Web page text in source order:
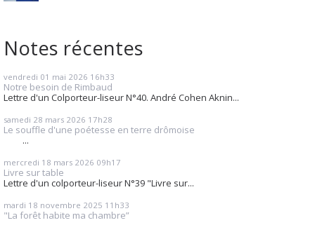
Notes récentes
vendredi 01 mai 2026 16h33
Notre besoin de Rimbaud
Lettre d'un Colporteur-liseur N°40. André Cohen Aknin...
samedi 28 mars 2026 17h28
Le souffle d'une poétesse en terre drômoise
...
mercredi 18 mars 2026 09h17
Livre sur table
Lettre d'un colporteur-liseur N°39 "Livre sur...
mardi 18 novembre 2025 11h33
"La forêt habite ma chambre”